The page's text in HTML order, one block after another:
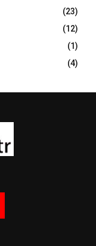
(23)
(12)
(1)
(4)